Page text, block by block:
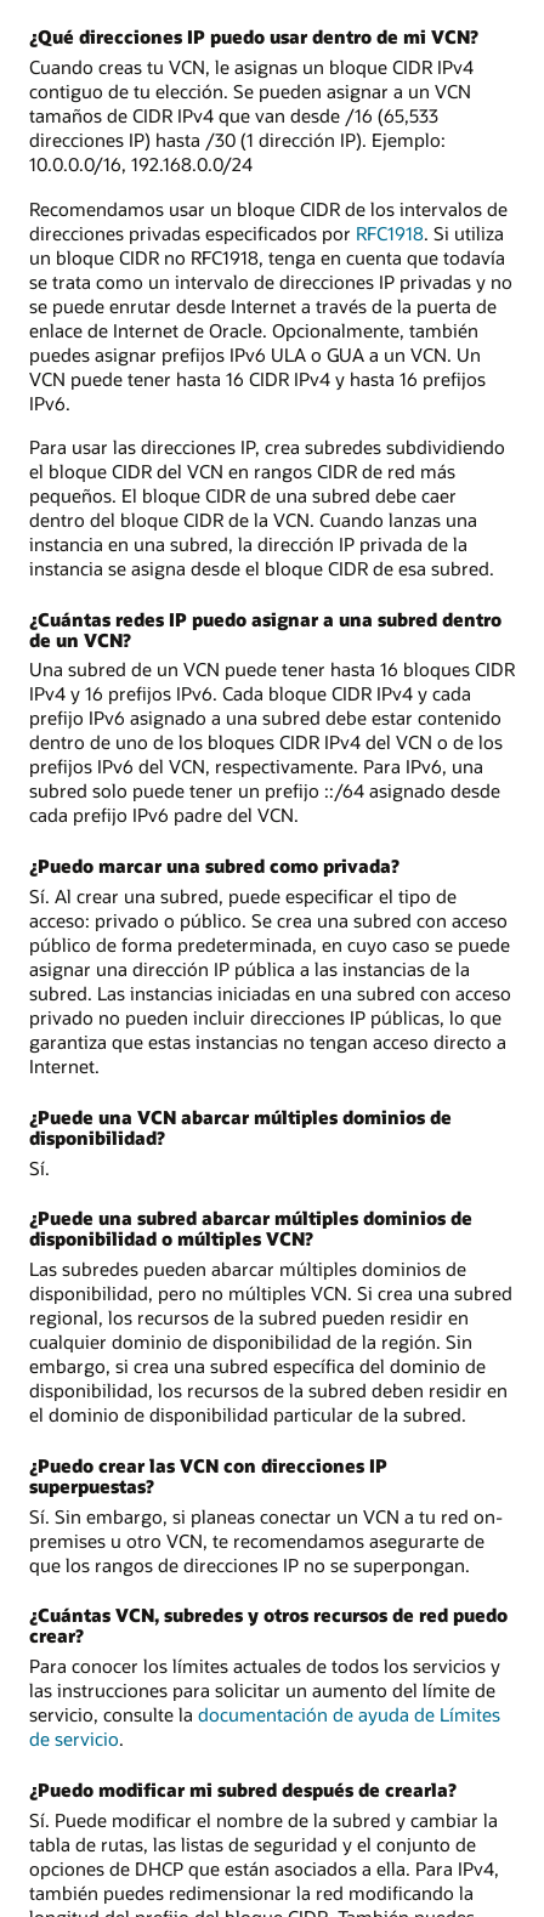
¿Qué direcciones IP puedo usar dentro de mi VCN?
Cuando creas tu VCN, le asignas un bloque CIDR IPv4
contiguo de tu elección. Se pueden asignar a un VCN
tamaños de CIDR IPv4 que van desde /16 (65,533
direcciones IP) hasta /30 (1 dirección IP). Ejemplo:
10.0.0.0/16, 192.168.0.0/24
Recomendamos usar un bloque CIDR de los intervalos de
direcciones privadas especificados por RFC1918. Si utiliza
un bloque CIDR no RFC1918, tenga en cuenta que todavía
se trata como un intervalo de direcciones IP privadas y no
se puede enrutar desde Internet a través de la puerta de
enlace de Internet de Oracle. Opcionalmente, también
puedes asignar prefijos IPv6 ULA o GUA a un VCN. Un
VCN puede tener hasta 16 CIDR IPv4 y hasta 16 prefijos
IPv6.
Para usar las direcciones IP, crea subredes subdividiendo
el bloque CIDR del VCN en rangos CIDR de red más
pequeños. El bloque CIDR de una subred debe caer
dentro del bloque CIDR de la VCN. Cuando lanzas una
instancia en una subred, la dirección IP privada de la
instancia se asigna desde el bloque CIDR de esa subred.
¿Cuántas redes IP puedo asignar a una subred dentro
de un VCN?
Una subred de un VCN puede tener hasta 16 bloques CIDR
IPv4 y 16 prefijos IPv6. Cada bloque CIDR IPv4 y cada
prefijo IPv6 asignado a una subred debe estar contenido
dentro de uno de los bloques CIDR IPv4 del VCN o de los
prefijos IPv6 del VCN, respectivamente. Para IPv6, una
subred solo puede tener un prefijo ::/64 asignado desde
cada prefijo IPv6 padre del VCN.
¿Puedo marcar una subred como privada?
Sí. Al crear una subred, puede especificar el tipo de
acceso: privado o público. Se crea una subred con acceso
público de forma predeterminada, en cuyo caso se puede
asignar una dirección IP pública a las instancias de la
subred. Las instancias iniciadas en una subred con acceso
privado no pueden incluir direcciones IP públicas, lo que
garantiza que estas instancias no tengan acceso directo a
Internet.
¿Puede una VCN abarcar múltiples dominios de
disponibilidad?
Sí.
¿Puede una subred abarcar múltiples dominios de
disponibilidad o múltiples VCN?
Las subredes pueden abarcar múltiples dominios de
disponibilidad, pero no múltiples VCN. Si crea una subred
regional, los recursos de la subred pueden residir en
cualquier dominio de disponibilidad de la región. Sin
embargo, si crea una subred específica del dominio de
disponibilidad, los recursos de la subred deben residir en
el dominio de disponibilidad particular de la subred.
¿Puedo crear las VCN con direcciones IP
superpuestas?
Sí. Sin embargo, si planeas conectar un VCN a tu red on-
premises u otro VCN, te recomendamos asegurarte de
que los rangos de direcciones IP no se superpongan.
¿Cuántas VCN, subredes y otros recursos de red puedo
crear?
Para conocer los límites actuales de todos los servicios y
las instrucciones para solicitar un aumento del límite de
servicio, consulte la documentación de ayuda de Límites
de servicio.
¿Puedo modificar mi subred después de crearla?
Sí. Puede modificar el nombre de la subred y cambiar la
tabla de rutas, las listas de seguridad y el conjunto de
opciones de DHCP que están asociados a ella. Para IPv4,
también puedes redimensionar la red modificando la